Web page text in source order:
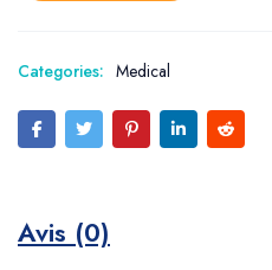
Categories: Medical
Avis (0)